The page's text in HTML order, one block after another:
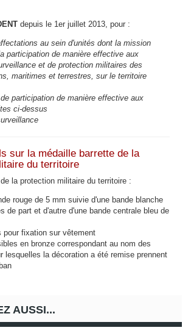
depuis le 1er juillet 2013, pour :
au sein d'unités dont la mission
participation de manière effective aux
et de protection militaires des
maritimes et terrestres, sur le territoire
participation de manière effective aux
ci-dessus
sur la médaille barrette de la
du territoire
la protection militaire du territoire :
rouge de 5 mm suivie d'une bande blanche
de part et d'autre d'une bande centrale bleu de
pour fixation sur vêtement
en bronze correspondant au nom des
lesquelles la décoration a été remise prennent
AUSSI...